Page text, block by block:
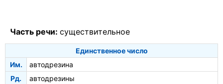
Часть речи: существительное
Единственное число
Им.
автодрезина
Рд.
автодрезины